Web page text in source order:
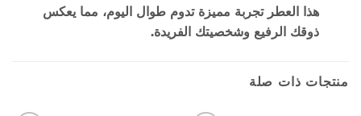
هذا العطر تجربة مميزة تدوم طوال اليوم، مما يعكس
ذوقك الرفيع وشخصيتك الفريدة.
منتجات ذات صلة